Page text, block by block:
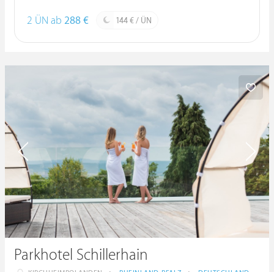
2 ÜN ab 288 € 144 € / ÜN
Parkhotel Schillerhain